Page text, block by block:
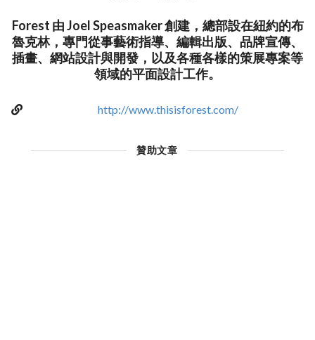
Forest 由 Joel Speasmaker 創建，總部設在紐約的布
魯克林，專門從事藝術指導、編輯出版、品牌宣傳、
插畫、網站設計與開發，以及各種各樣的策展專案等
領域的平面設計工作。
http://www.thisisforest.com/
贊助文章